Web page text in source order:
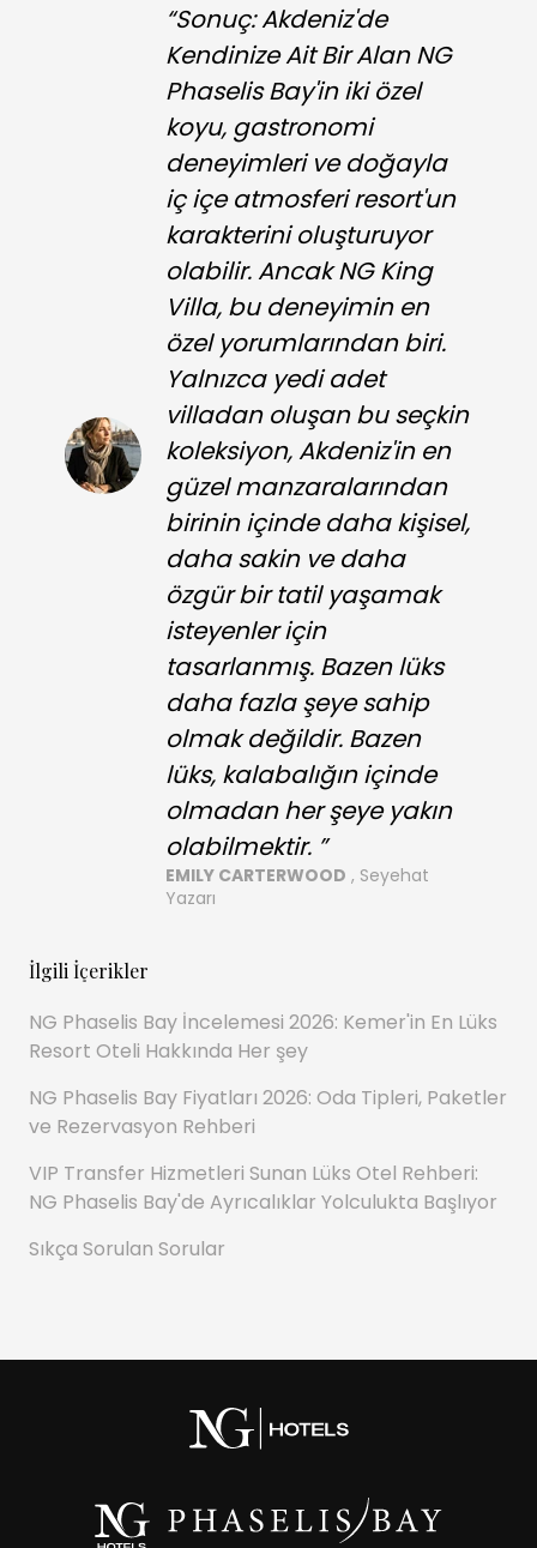
“Sonuç: Akdeniz'de
Kendinize Ait Bir Alan NG
Phaselis Bay'in iki özel
koyu, gastronomi
deneyimleri ve doğayla
iç içe atmosferi resort'un
karakterini oluşturuyor
olabilir. Ancak NG King
Villa, bu deneyimin en
özel yorumlarından biri.
Yalnızca yedi adet
villadan oluşan bu seçkin
koleksiyon, Akdeniz'in en
güzel manzaralarından
birinin içinde daha kişisel,
daha sakin ve daha
özgür bir tatil yaşamak
isteyenler için
tasarlanmış. Bazen lüks
daha fazla şeye sahip
olmak değildir. Bazen
lüks, kalabalığın içinde
olmadan her şeye yakın
olabilmektir. ”
EMILY CARTERWOOD , Seyehat
Yazarı
İlgili İçerikler
NG Phaselis Bay İncelemesi 2026: Kemer'in En Lüks
Resort Oteli Hakkında Her şey
NG Phaselis Bay Fiyatları 2026: Oda Tipleri, Paketler
ve Rezervasyon Rehberi
VIP Transfer Hizmetleri Sunan Lüks Otel Rehberi:
NG Phaselis Bay'de Ayrıcalıklar Yolculukta Başlıyor
Sıkça Sorulan Sorular